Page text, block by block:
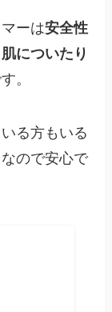
ーは安全性
についたり
。
る方もいる
ので安心で